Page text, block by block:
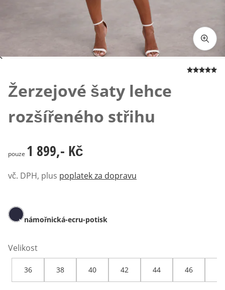
Žerzejové šaty lehce
rozšířeného střihu
1 899,- Kč
pouze 1 899,- Kč
vč. DPH, plus poplatek za dopravu
námořnická-ecru-potisk
Velikost
36 38 40 42 44 46